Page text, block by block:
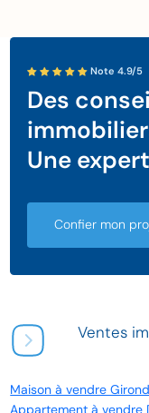
Note 4.9/5
Des
Une
Confier mon
Ventes
Maison à vendre
Appartement à vendre